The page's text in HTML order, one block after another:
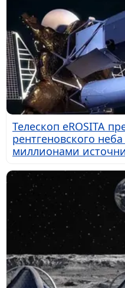
Телескоп eROSITA
рентгеновского
миллионами